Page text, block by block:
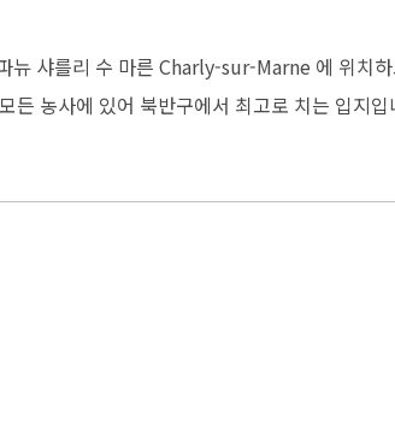
뉴 샤를리 수 마른 Charly-sur-Marne 에 위치
든 농사에 있어 북반구에서 최고로 치는 입지입